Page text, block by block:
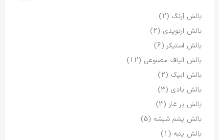
بالش آرنگ (2)
بالش ارتوپدی (2)
بالش استیکر (6)
بالش الیاف مصنوعی (12)
بالش ایپک (2)
بالش بادی (3)
بالش پر غاز (3)
بالش پشم شیشه (5)
بالش پنبه (1)